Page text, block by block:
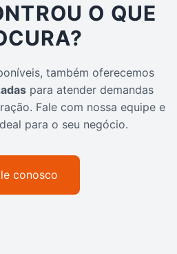
O QUE
também oferecemos
para atender demandas
Fale com nossa equipe e
para o seu negócio.
conosco